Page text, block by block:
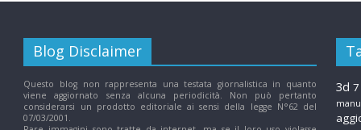
v
e
T
Blog Disclaimer
Questo blog non rappresenta una testata giornalistica in quanto
viene aggiornato senza alcuna periodicità. Non può pertanto
considerarsi un prodotto editoriale ai sensi della legge N°62 del
07/03/2001.
3d 7